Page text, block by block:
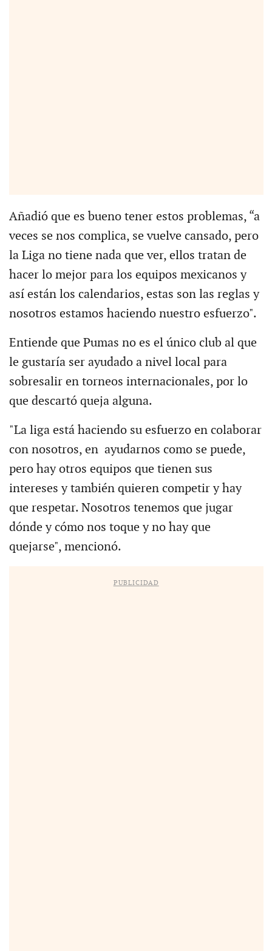
Añadió que es bueno tener estos problemas, “a
veces se nos complica, se vuelve cansado, pero
la Liga no tiene nada que ver, ellos tratan de
hacer lo mejor para los equipos mexicanos y
así están los calendarios, estas son las reglas y
nosotros estamos haciendo nuestro esfuerzo".
Entiende que Pumas no es el único club al que
le gustaría ser ayudado a nivel local para
sobresalir en torneos internacionales, por lo
que descartó queja alguna.
"La liga está haciendo su esfuerzo en colaborar
con nosotros, en ayudarnos como se puede,
pero hay otros equipos que tienen sus
intereses y también quieren competir y hay
que respetar. Nosotros tenemos que jugar
dónde y cómo nos toque y no hay que
quejarse", mencionó.
PUBLICIDAD